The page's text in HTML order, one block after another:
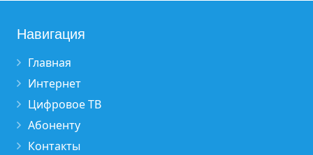
Навигация
Главная
Интернет
Цифровое ТВ
Абоненту
Контакты